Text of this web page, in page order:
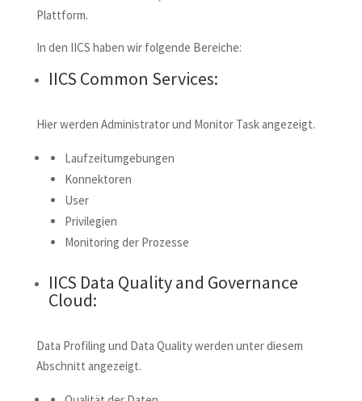
Plattform.
In den IICS haben wir folgende Bereiche:
IICS Common Services:
Hier werden Administrator und Monitor Task angezeigt.
Laufzeitumgebungen
Konnektoren
User
Privilegien
Monitoring der Prozesse
IICS Data Quality and Governance
Cloud:
Data Profiling und Data Quality werden unter diesem
Abschnitt angezeigt.